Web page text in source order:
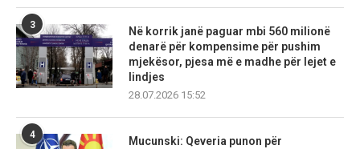
3
Në korrik janë paguar mbi 560 milionë
denarë për kompensime për pushim
mjekësor, pjesa më e madhe për lejet e
lindjes
28.07.2026 15:52
4
Mucunski: Qeveria punon për